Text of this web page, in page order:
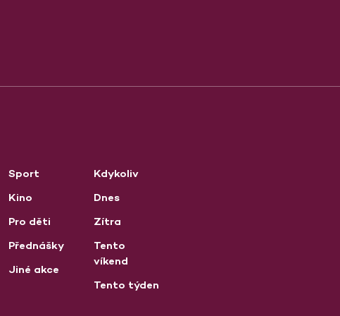
Sport
Kino
Pro děti
Přednášky
Jiné akce
Kdykoliv
Dnes
Zítra
Tento
víkend
Tento týden